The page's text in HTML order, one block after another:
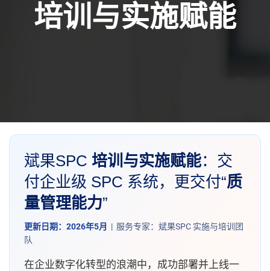
培训与实施赋能
斌果SPC 培训与实施赋能：交
付企业级 SPC 系统，更交付“质
量管理能力”
更新日期：2026年5月
| 服务专家：斌果SPC 实施与培训团
队
在企业数字化转型的浪潮中，成功部署并上线一